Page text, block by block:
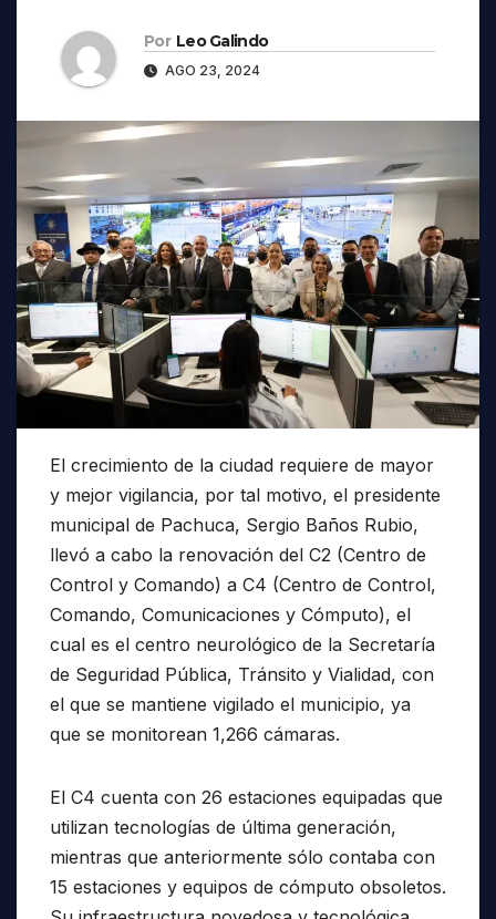
Por Leo Galindo
AGO 23, 2024
El crecimiento de la ciudad requiere de mayor
y mejor vigilancia, por tal motivo, el presidente
municipal de Pachuca, Sergio Baños Rubio,
llevó a cabo la renovación del C2 (Centro de
Control y Comando) a C4 (Centro de Control,
Comando, Comunicaciones y Cómputo), el
cual es el centro neurológico de la Secretaría
de Seguridad Pública, Tránsito y Vialidad, con
el que se mantiene vigilado el municipio, ya
que se monitorean 1,266 cámaras.
El C4 cuenta con 26 estaciones equipadas que
utilizan tecnologías de última generación,
mientras que anteriormente sólo contaba con
15 estaciones y equipos de cómputo obsoletos.